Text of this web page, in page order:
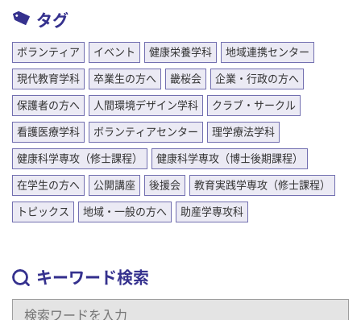
タグ
ボランティア イベント 健康栄養学科 地域連携センター
現代教育学科 卒業生の方へ 畿桜会 企業・行政の方へ
保護者の方へ 人間環境デザイン学科 クラブ・サークル
看護医療学科 ボランティアセンター 理学療法学科
健康科学専攻（修士課程） 健康科学専攻（博士後期課程）
在学生の方へ 公開講座 後援会 教育実践学専攻（修士課程）
トピックス 地域・一般の方へ 助産学専攻科
キーワード検索